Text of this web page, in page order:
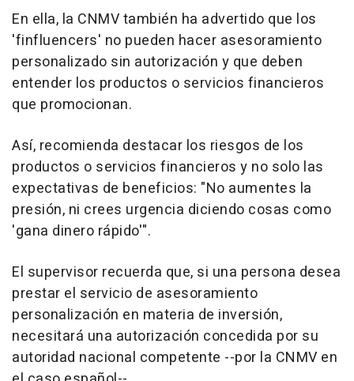
En ella, la CNMV también ha advertido que los
'finfluencers' no pueden hacer asesoramiento
personalizado sin autorización y que deben
entender los productos o servicios financieros
que promocionan.
Así, recomienda destacar los riesgos de los
productos o servicios financieros y no solo las
expectativas de beneficios: "No aumentes la
presión, ni crees urgencia diciendo cosas como
'gana dinero rápido'".
El supervisor recuerda que, si una persona desea
prestar el servicio de asesoramiento
personalización en materia de inversión,
necesitará una autorización concedida por su
autoridad nacional competente --por la CNMV en